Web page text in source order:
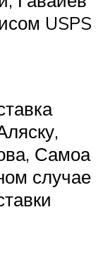
USPS
Самоа
случае